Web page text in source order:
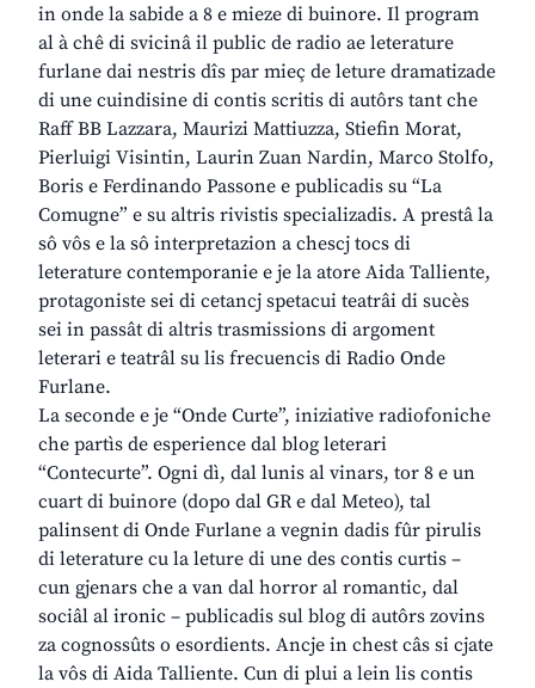
in onde la sabide a 8 e mieze di buinore. Il program
al à chê di svicinâ il public de radio ae leterature
furlane dai nestris dîs par mieç de leture dramatizade
di une cuindisine di contis scritis di autôrs tant che
Raff BB Lazzara, Maurizi Mattiuzza, Stiefin Morat,
Pierluigi Visintin, Laurin Zuan Nardin, Marco Stolfo,
Boris e Ferdinando Passone e publicadis su “La
Comugne” e su altris rivistis specializadis. A prestâ la
sô vôs e la sô interpretazion a chescj tocs di
leterature contemporanie e je la atore Aida Talliente,
protagoniste sei di cetancj spetacui teatrâi di sucès
sei in passât di altris trasmissions di argoment
leterari e teatrâl su lis frecuencis di Radio Onde
Furlane.
La seconde e je “Onde Curte”, iniziative radiofoniche
che partìs de esperience dal blog leterari
“Contecurte”. Ogni dì, dal lunis al vinars, tor 8 e un
cuart di buinore (dopo dal GR e dal Meteo), tal
palinsent di Onde Furlane a vegnin dadis fûr pirulis
di leterature cu la leture di une des contis curtis –
cun gjenars che a van dal horror al romantic, dal
sociâl al ironic – publicadis sul blog di autôrs zovins
za cognossûts o esordients. Ancje in chest câs si cjate
la vôs di Aida Talliente. Cun di plui a lein lis contis